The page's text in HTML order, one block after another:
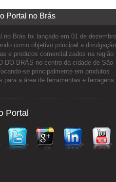
Portal no Brás
no Brás foi lançado em 01 de
como objetivo principal a
e produtos comercializados na região
DO BRÁS no centro da cidade de São
se principalmente em produtos
para a área de ferramentas e ferragens.
Portal